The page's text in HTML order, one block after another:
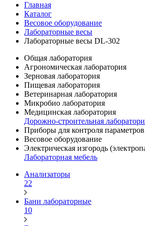
Главная
Каталог
Весовое оборудование
Лабораторные весы
Лабораторные весы DL-302
Общая лаборатория
Агрономическая лаборатория
Зерновая лаборатория
Пищевая лаборатория
Ветеринарная лаборатория
Микробио лаборатория
Медицинская лаборатория
Дорожно-строительная
Приборы для контроля
Весовое оборудование
Электрическая изгородь
Лабораторная мебель
Анализаторы
22
Бани лабораторные
10